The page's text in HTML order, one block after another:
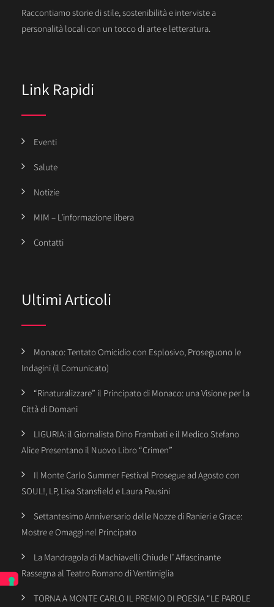
Raccontiamo storie di stile, sostenibilità e interviste a
personalità locali con un tocco di arte e letteratura.
Link Rapidi
Eventi
Salute
Notizie
MIM – L’informazione libera
Contatti
Ultimi Articoli
Monaco: Tentato Omicidio con Esplosivo, Proseguono le
Indagini (il Comunicato)
“Rinaturalizzare” il Principato di Monaco: una Visione per la
Città di Domani
LIGURIA: il Giornalista Dino Frambati e il Medico Stefano
Alice Presentano il Nuovo Libro “Crimen”
Il Monte Carlo Summer Festival Prosegue ad Agosto con
SOUL!, LP, Lisa Stansfield e Laura Pausini
Settantesimo Anniversario delle Nozze di Ranieri e Grace:
Mostre e Omaggi nel Principato
La Mandragola di Machiavelli Chiude l’ Affascinante
Rassegna al Teatro Romano di Ventimiglia
TORNA A MONTE CARLO IL PREMIO DI POESIA “LE PAROLE